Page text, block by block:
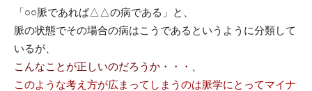
「○○脈であれば△△の病である」と、
脈の状態でその場合の病はこうであるというように分類して
いるが、
こんなことが正しいのだろうか・・・、
このような考え方が広まってしまうのは脈学にとってマイナ